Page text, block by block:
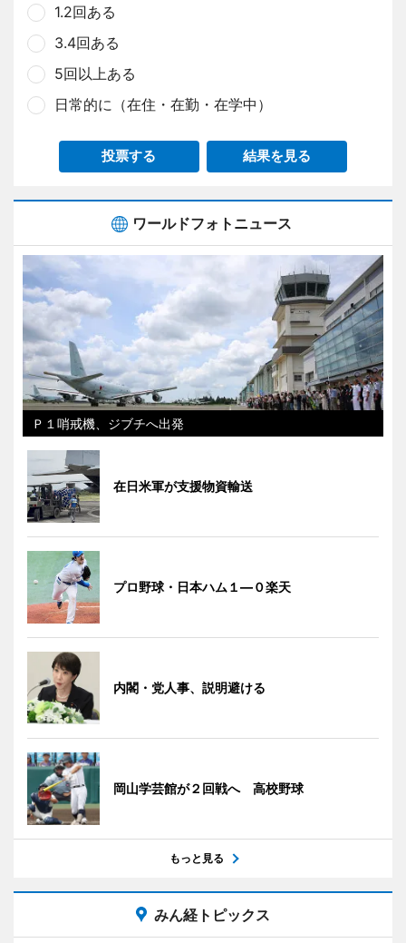
1.2回ある
3.4回ある
5回以上ある
日常的に（在住・在勤・在学中）
投票する 結果を見る
ワールドフォトニュース
Ｐ１哨戒機、ジブチへ出発
在日米軍が支援物資輸送
プロ野球・日本ハム１―０楽天
内閣・党人事、説明避ける
岡山学芸館が２回戦へ 高校野球
もっと見る
みん経トピックス